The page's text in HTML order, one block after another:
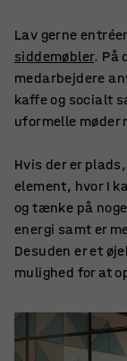
Lav gerne
siddemøbler. På
medarbejdere
kaffe og socialt
uformelle møder
Hvis der er
element, hvor I
og tænke på
energi samt er
Desuden er et
mulighed for at